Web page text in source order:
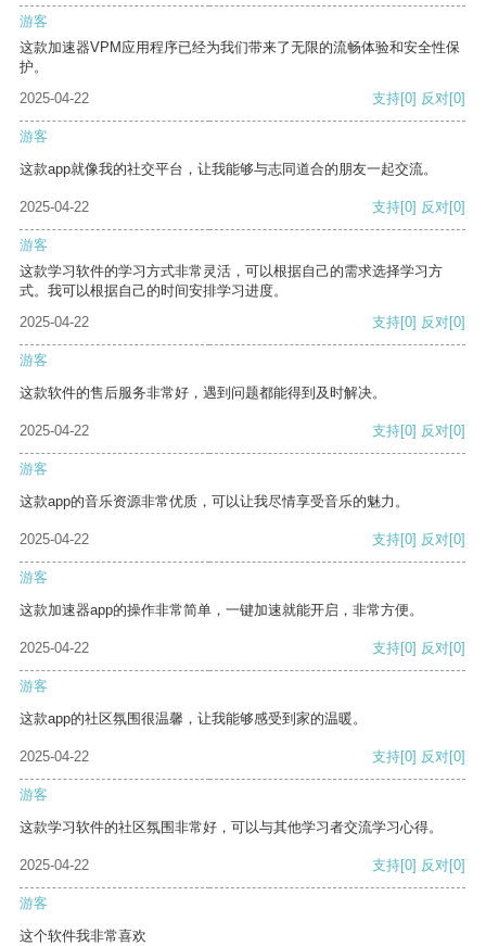
游客
这款加速器VPM应用程序已经为我们带来了无限的流畅体验和安全性保
护。
2025-04-22
支持[0] 反对[0]
游客
这款app就像我的社交平台，让我能够与志同道合的朋友一起交流。
2025-04-22 支持[0] 反对[0]
游客
这款学习软件的学习方式非常灵活，可以根据自己的需求选择学习方
式。我可以根据自己的时间安排学习进度。
2025-04-22
支持[0] 反对[0]
游客
这款软件的售后服务非常好，遇到问题都能得到及时解决。
2025-04-22 支持[0] 反对[0]
游客
这款app的音乐资源非常优质，可以让我尽情享受音乐的魅力。
2025-04-22 支持[0] 反对[0]
游客
这款加速器app的操作非常简单，一键加速就能开启，非常方便。
2025-04-22 支持[0] 反对[0]
游客
这款app的社区氛围很温馨，让我能够感受到家的温暖。
2025-04-22 支持[0] 反对[0]
游客
这款学习软件的社区氛围非常好，可以与其他学习者交流学习心得。
2025-04-22 支持[0] 反对[0]
游客
这个软件我非常喜欢